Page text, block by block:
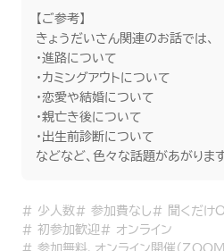
【ご参考】
きょうだいさん関連のお話では、
・進路について
・カミングアウトについて
・恋愛や結婚について
・親亡き後について
・出生前診断について
などなど、色々な話題があがりま
# 少人数# 参加費なし# 聞くだけ
# 初参加歓迎# オンライン
# 参加無料、オンライン開催（ZOOM